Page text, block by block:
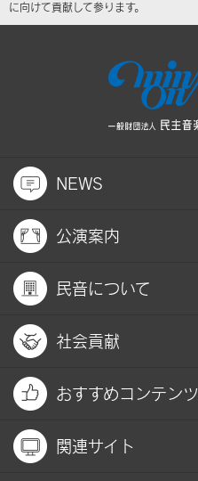
に向けて貢献して参ります。
NEWS
公演案内
民音について
社会貢献
おすすめコンテンツ
関連サイト